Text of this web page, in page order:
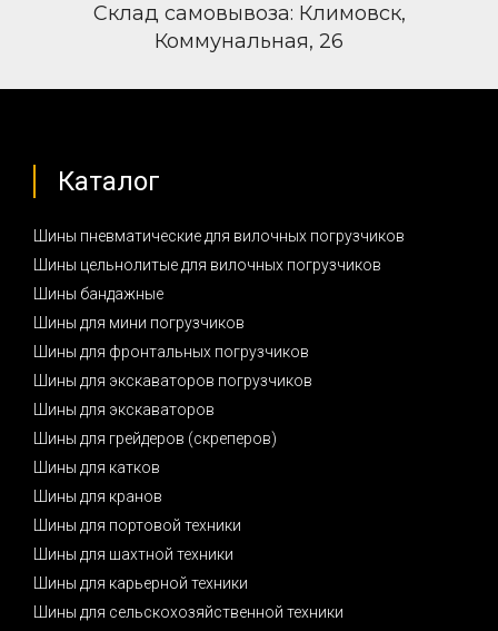
Склад самовывоза: Климовск,
Коммунальная, 26
Каталог
Шины пневматические для вилочных погрузчиков
Шины цельнолитые для вилочных погрузчиков
Шины бандажные
Шины для мини погрузчиков
Шины для фронтальных погрузчиков
Шины для экскаваторов погрузчиков
Шины для экскаваторов
Шины для грейдеров (скреперов)
Шины для катков
Шины для кранов
Шины для портовой техники
Шины для шахтной техники
Шины для карьерной техники
Шины для сельскохозяйственной техники